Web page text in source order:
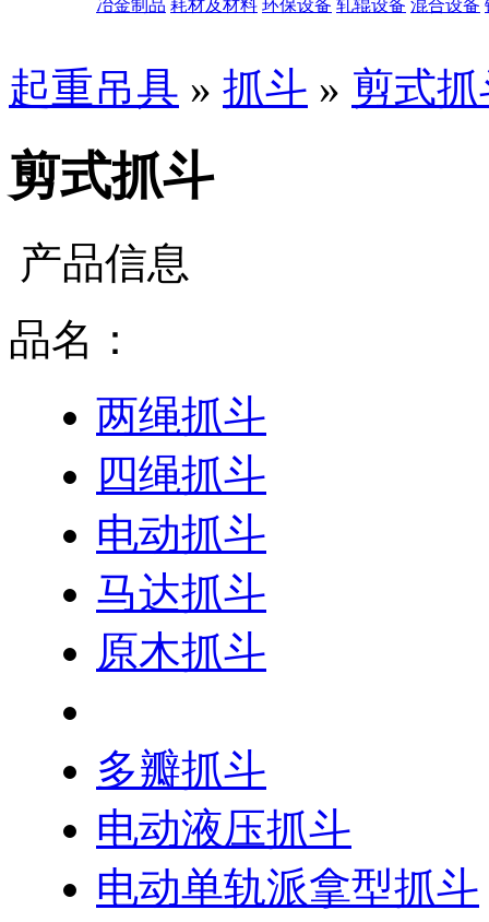
冶金制品 耗材及材料 环保设备 轧辊设备 混合设备
起重吊具 » 抓斗 » 剪式
剪式抓斗
产品信息
品名：
两绳抓斗
四绳抓斗
电动抓斗
马达抓斗
原木抓斗
多瓣抓斗
电动液压抓斗
电动单轨派拿型抓斗